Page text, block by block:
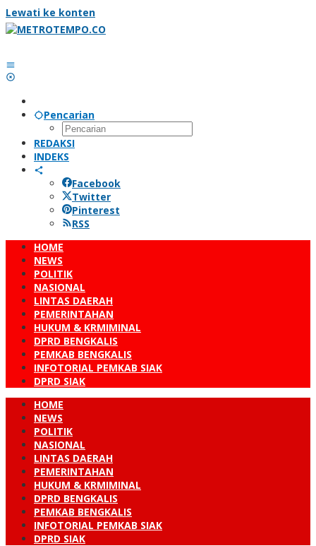
Lewati ke konten
Pencarian
REDAKSI
INDEKS
Facebook
Twitter
Pinterest
RSS
HOME
NEWS
POLITIK
NASIONAL
LINTAS DAERAH
PEMERINTAHAN
HUKUM & KRMIMINAL
DPRD BENGKALIS
PEMKAB BENGKALIS
INFOTORIAL PEMKAB SIAK
DPRD SIAK
HOME
NEWS
POLITIK
NASIONAL
LINTAS DAERAH
PEMERINTAHAN
HUKUM & KRMIMINAL
DPRD BENGKALIS
PEMKAB BENGKALIS
INFOTORIAL PEMKAB SIAK
DPRD SIAK